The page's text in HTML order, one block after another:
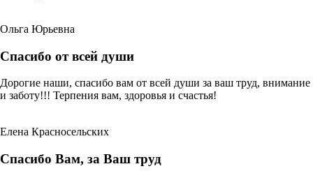
Вам
Ольга Юрьевна
Спасибо от всей души
Дорогие наши, спасибо вам от всей души за ваш труд, внимание
и заботу!!! Терпения вам, здоровья и счастья!
Елена Красносельских
Спасибо Вам, за Ваш труд